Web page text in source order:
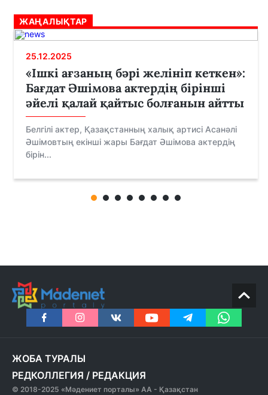
ЖАҢАЛЫҚТАР
25.12.2025
«Ішкі ағзаның бәрі желініп кеткен»:
Бағдат Әшімова актердің бірінші
әйелі қалай қайтыс болғанын айтты
Белгілі актер, Қазақстанның халық артисі Асанәлі
Әшімовтың екінші жары Бағдат Әшімова актердің
бірін...
ЖОБА ТУРАЛЫ
РЕДКОЛЛЕГИЯ / РЕДАКЦИЯ
© 2018-2025 «Мәдениет порталы» АА - Қазақстан